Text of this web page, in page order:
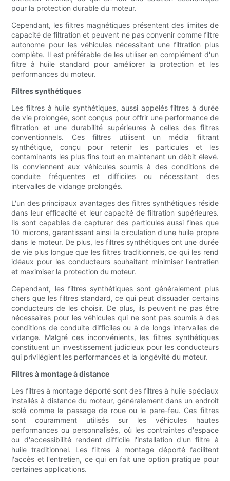
pour la protection durable du moteur.
Cependant, les filtres magnétiques présentent des limites de
capacité de filtration et peuvent ne pas convenir comme filtre
autonome pour les véhicules nécessitant une filtration plus
complète. Il est préférable de les utiliser en complément d'un
filtre à huile standard pour améliorer la protection et les
performances du moteur.
Filtres synthétiques
Les filtres à huile synthétiques, aussi appelés filtres à durée
de vie prolongée, sont conçus pour offrir une performance de
filtration et une durabilité supérieures à celles des filtres
conventionnels. Ces filtres utilisent un média filtrant
synthétique, conçu pour retenir les particules et les
contaminants les plus fins tout en maintenant un débit élevé.
Ils conviennent aux véhicules soumis à des conditions de
conduite fréquentes et difficiles ou nécessitant des
intervalles de vidange prolongés.
L'un des principaux avantages des filtres synthétiques réside
dans leur efficacité et leur capacité de filtration supérieures.
Ils sont capables de capturer des particules aussi fines que
10 microns, garantissant ainsi la circulation d'une huile propre
dans le moteur. De plus, les filtres synthétiques ont une durée
de vie plus longue que les filtres traditionnels, ce qui les rend
idéaux pour les conducteurs souhaitant minimiser l'entretien
et maximiser la protection du moteur.
Cependant, les filtres synthétiques sont généralement plus
chers que les filtres standard, ce qui peut dissuader certains
conducteurs de les choisir. De plus, ils peuvent ne pas être
nécessaires pour les véhicules qui ne sont pas soumis à des
conditions de conduite difficiles ou à de longs intervalles de
vidange. Malgré ces inconvénients, les filtres synthétiques
constituent un investissement judicieux pour les conducteurs
qui privilégient les performances et la longévité du moteur.
Filtres à montage à distance
Les filtres à montage déporté sont des filtres à huile spéciaux
installés à distance du moteur, généralement dans un endroit
isolé comme le passage de roue ou le pare-feu. Ces filtres
sont couramment utilisés sur les véhicules hautes
performances ou personnalisés, où les contraintes d'espace
ou d'accessibilité rendent difficile l'installation d'un filtre à
huile traditionnel. Les filtres à montage déporté facilitent
l'accès et l'entretien, ce qui en fait une option pratique pour
certaines applications.